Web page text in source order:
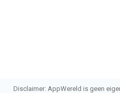
Disclaimer: AppWereld is geen